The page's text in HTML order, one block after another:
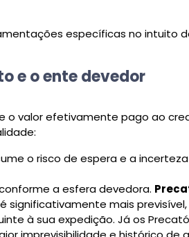
específicas no intuito
e o ente devedor
o valor efetivamente pago ao
o risco de espera e a
a esfera devedora.
significativamente mais previsível,
à sua expedição. Já os